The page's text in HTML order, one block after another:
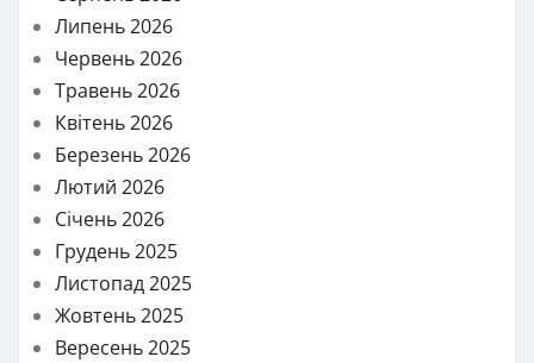
Липень 2026
Червень 2026
Травень 2026
Квітень 2026
Березень 2026
Лютий 2026
Січень 2026
Грудень 2025
Листопад 2025
Жовтень 2025
Вересень 2025